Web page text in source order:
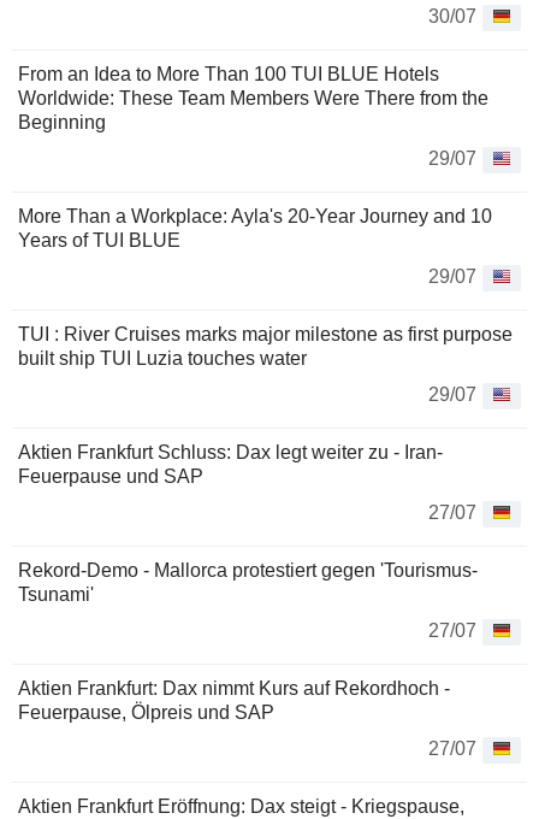
30/07
From an Idea to More Than 100 TUI BLUE Hotels
Worldwide: These Team Members Were There from the
Beginning
29/07
More Than a Workplace: Ayla's 20-Year Journey and 10
Years of TUI BLUE
29/07
TUI : River Cruises marks major milestone as first purpose
built ship TUI Luzia touches water
29/07
Aktien Frankfurt Schluss: Dax legt weiter zu - Iran-
Feuerpause und SAP
27/07
Rekord-Demo - Mallorca protestiert gegen 'Tourismus-
Tsunami'
27/07
Aktien Frankfurt: Dax nimmt Kurs auf Rekordhoch -
Feuerpause, Ölpreis und SAP
27/07
Aktien Frankfurt Eröffnung: Dax steigt - Kriegspause,